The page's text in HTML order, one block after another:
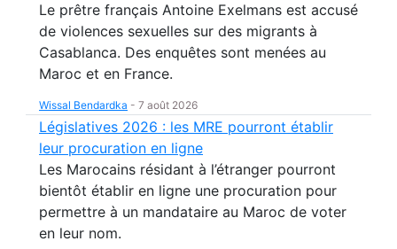
Le prêtre français Antoine Exelmans est accusé
de violences sexuelles sur des migrants à
Casablanca. Des enquêtes sont menées au
Maroc et en France.
Wissal Bendardka - 7 août 2026
Législatives 2026 : les MRE pourront établir
leur procuration en ligne
Les Marocains résidant à l’étranger pourront
bientôt établir en ligne une procuration pour
permettre à un mandataire au Maroc de voter
en leur nom.